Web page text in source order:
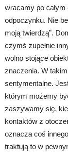
wracamy po
odpoczynku. Nie
moją twierdzą”.
czymś zupełnie
wolno stojące
znaczenia. W
sentymentalne.
którym możemy
zaszywamy się,
kontaktów z
oznacza coś
traktują to w